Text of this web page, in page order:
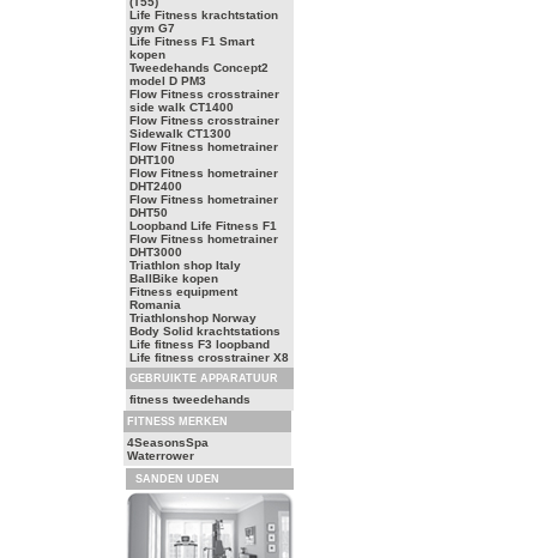
Life Fitness krachtstation
gym G7
Life Fitness F1 Smart
kopen
Tweedehands Concept2
model D PM3
Flow Fitness crosstrainer
side walk CT1400
Flow Fitness crosstrainer
Sidewalk CT1300
Flow Fitness hometrainer
DHT100
Flow Fitness hometrainer
DHT2400
Flow Fitness hometrainer
DHT50
Loopband Life Fitness F1
Flow Fitness hometrainer
DHT3000
Triathlon shop Italy
BallBike kopen
Fitness equipment
Romania
Triathlonshop Norway
Body Solid krachtstations
Life fitness F3 loopband
Life fitness crosstrainer X8
GEBRUIKTE APPARATUUR
fitness tweedehands
FITNESS MERKEN
4SeasonsSpa
Waterrower
SANDEN UDEN